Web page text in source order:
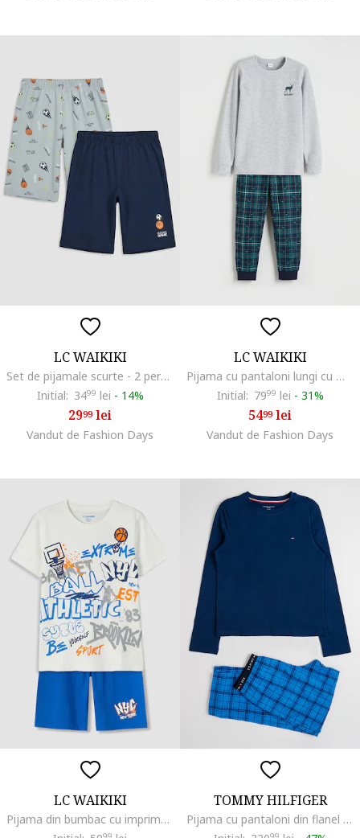
LC WAIKIKI
Set de pijamale scurte - 2 perechi, Gri deschis/Bleumarin
Initial: 3499 lei - 14%
2999lei
Vandut de Fashion Days
LC WAIKIKI
Pijama cu pantaloni lungi cu model in carouri, Gri deschis/Verde persan/Bleumarin
Initial: 7999 lei - 31%
5499lei
Vandut de Fashion Days
LC WAIKIKI
Pijama din bumbac cu imprimeu cu baschet, Alb murdar/Albastru
99
TOMMY HILFIGER
Pijama cu pantaloni din flanel cu model in carouri, Albastru
99